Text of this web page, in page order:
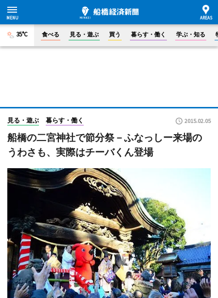
35°C 食べる 見る・遊ぶ 買う 暮らす・働く 学ぶ・知る
見る・遊ぶ 暮らす・働く 2015.02.05
船橋の二宮神社で節分祭－ふなっしー来場の
うわさも、実際はチーバくん登場